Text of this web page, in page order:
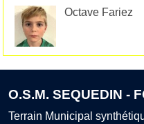
Octave Fariez
O.S.M. SEQUEDIN -
Terrain Municipal